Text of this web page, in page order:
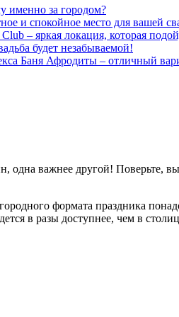
именно за городом?
и спокойное место для вашей
– яркая локация, которая
будет незабываемой!
Баня Афродиты – отличный
одна важнее другой! Поверьте,
формата праздника
в разы доступнее, чем в